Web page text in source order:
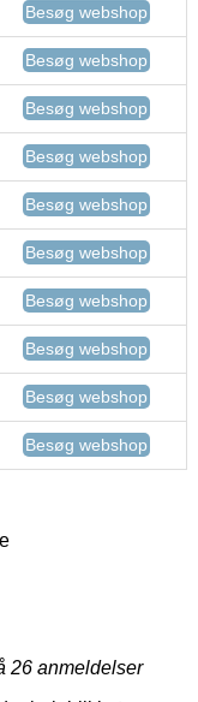
Besøg webshop
Besøg webshop
Besøg webshop
Besøg webshop
Besøg webshop
Besøg webshop
Besøg webshop
Besøg webshop
Besøg webshop
Besøg webshop
26 anmeldelser